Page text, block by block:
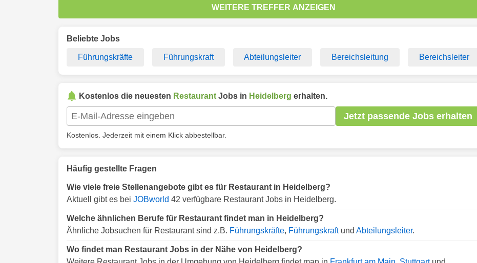
WEITERE TREFFER ANZEIGEN
Beliebte Jobs
Führungskräfte Führungskraft Abteilungsleiter Bereichsleitung Bereichsleiter
Kostenlos die neuesten Restaurant Jobs in Heidelberg erhalten.
Jetzt passende Jobs erhalten
Kostenlos. Jederzeit mit einem Klick abbestellbar.
Häufig gestellte Fragen
Wie viele freie Stellenangebote gibt es für Restaurant in Heidelberg?
Aktuell gibt es bei JOBworld 42 verfügbare Restaurant Jobs in Heidelberg.
Welche ähnlichen Berufe für Restaurant findet man in Heidelberg?
Ähnliche Jobsuchen für Restaurant sind z.B. Führungskräfte, Führungskraftund Abteilungsleiter.
Wo findet man Restaurant Jobs in der Nähe von Heidelberg?